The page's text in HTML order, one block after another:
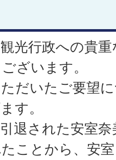
光行政への貴
ざいます。
だいたご要望
す。
退された安室
ことから、安